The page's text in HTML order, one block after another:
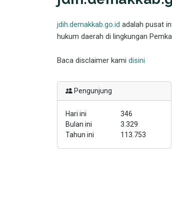
jdih.demakkab.go.id adalah pusat
hukum daerah di lingkungan
Baca disclaimer kami disini
Pengunjung
Hari ini
346
Bulan ini
3.329
Tahun ini
113.753